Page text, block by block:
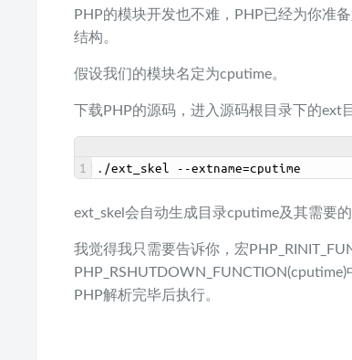
PHP的模块开发也不难，PHP已经为你准
结构。
假设我们的模块名定为cputime。
下载PHP的源码，进入源码根目录下的ext
1 . /ext_skel --extname=cputime
ext_skel会自动生成目录cputime及其需要
我觉得我只需要告诉你，宏
PHP解析完毕后执行。